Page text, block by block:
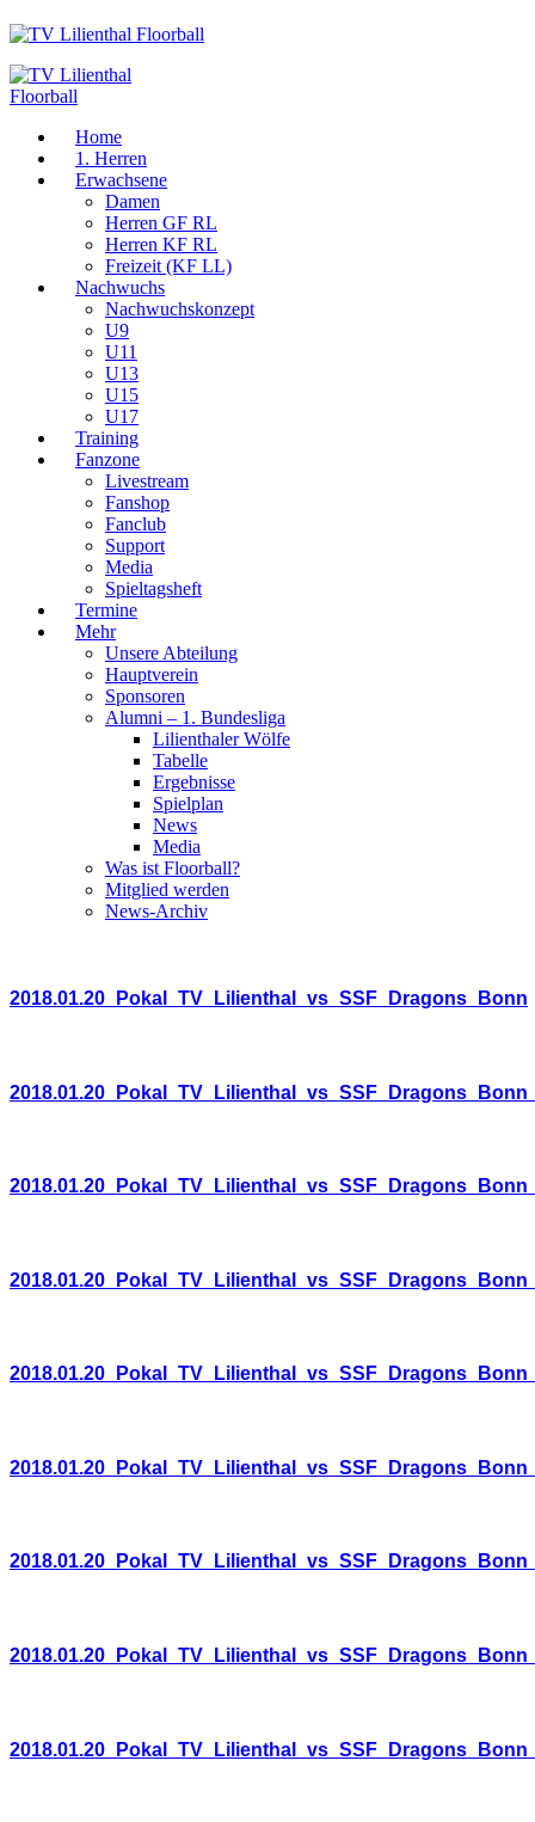
Home
1. Herren
Erwachsene
Damen
Herren GF RL
Herren KF RL
Freizeit (KF LL)
Nachwuchs
Nachwuchskonzept
U9
U11
U13
U15
U17
Training
Fanzone
Livestream
Fanshop
Fanclub
Support
Media
Spieltagsheft
Termine
Mehr
Unsere Abteilung
Hauptverein
Sponsoren
Alumni – 1. Bundesliga
Lilienthaler Wölfe
Tabelle
Ergebnisse
Spielplan
News
Media
Was ist Floorball?
Mitglied werden
News-Archiv
2018.01.20_Pokal_TV_Lilienthal_vs_SSF_Dragons_Bonn